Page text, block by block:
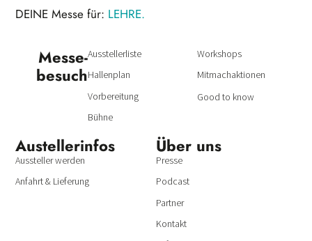
DEINE Messe für: LEHRE.
Messe­
besuch
Ausstellerliste
Hallenplan
Vorbereitung
Bühne
Workshops
Mitmachaktionen
Good to know
Austeller­infos
Aussteller werden
Anfahrt & Lieferung
Über uns
Presse
Podcast
Partner
Kontakt